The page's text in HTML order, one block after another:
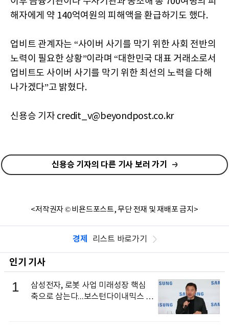
해자에게 약 140억여원의 피해액을 환급하기도 했다.
업비트 관계자는 “사이버 사기를 막기 위한 사회 전반의
노력이 필요한 상황”이라며 “대한민국 대표 거래소로서
업비트도 사이버 사기를 막기 위한 최선의 노력을 다해
나가겠다”고 밝혔다.
신용승 기자 credit_v@beyondpost.co.kr
신용승 기자의 다른 기사 보러 가기
<저작권자 © 비욘드포스트, 무단 전재 및 재배포 금지>
경제 리스트 바로가기
인기 기사
1
삼성전자, 로봇 사업 미래성장 핵심
축으로 삼는다...보스턴다이내믹스 출